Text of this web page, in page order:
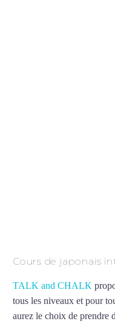
Cours de japonais
TALK and CHALK
tous les niveaux et pour
aurez le choix de prendre